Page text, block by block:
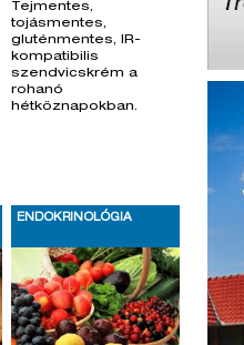
Tejmentes,
tojásmentes,
gluténmentes, IR-
kompatibilis
szendvicskrém a
rohanó
hétköznapokban.
ENDOKRINOLÓGIA